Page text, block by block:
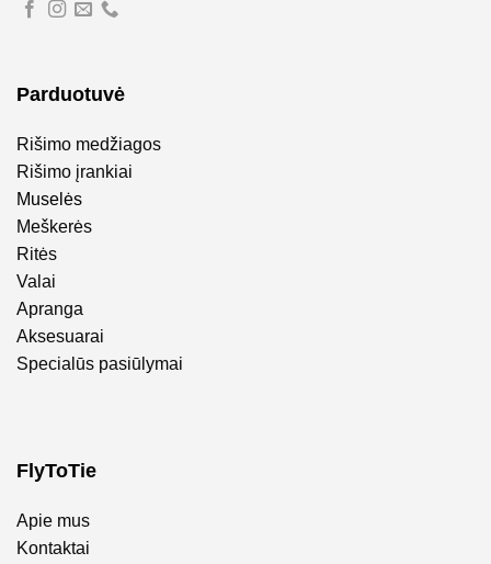
Parduotuvė
Rišimo medžiagos
Rišimo įrankiai
Muselės
Meškerės
Ritės
Valai
Apranga
Aksesuarai
Specialūs pasiūlymai
FlyToTie
Apie mus
Kontaktai